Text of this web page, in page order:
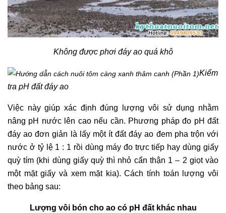
Không được phơi đáy ao quá khô
Kiểm
tra pH đất đáy ao
Việc này giúp xác định đúng lượng vôi sử dụng nhằm
nâng pH nước lên cao nếu cần. Phương pháp đo pH đất
đáy ao đơn giản là lấy một ít đất đáy ao đem pha trộn với
nước ở tỷ lệ 1 : 1 rồi dùng máy đo trực tiếp hay dùng giấy
quỳ tím (khi dùng giấy quỳ thì nhỏ cẩn thận 1 – 2 giọt vào
một mặt giấy và xem mặt kia). Cách tính toán lượng vôi
theo bảng sau:
Lượng vôi bón cho ao có pH đất khác nhau